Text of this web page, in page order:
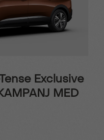
Exclusive
MED